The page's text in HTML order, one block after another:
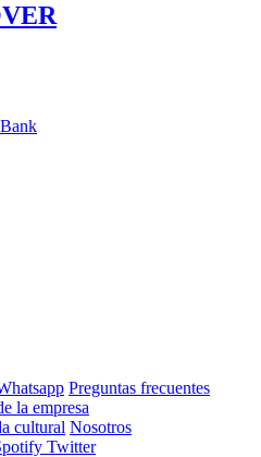
Preguntas frecuentes
la empresa
cultural Nosotros
Twitter